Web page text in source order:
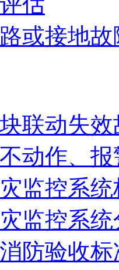
或接地
联动失效
动作、
监控系
监控系
防验收标